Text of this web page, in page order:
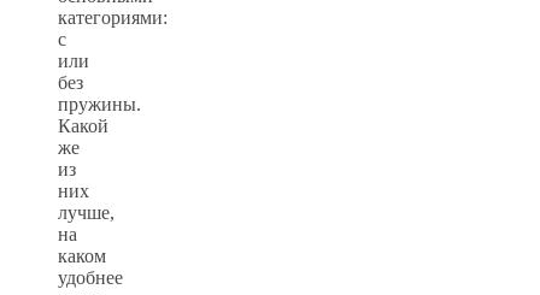
категориями:
с
или
без
пружины.
Какой
же
из
них
лучше,
на
каком
удобнее